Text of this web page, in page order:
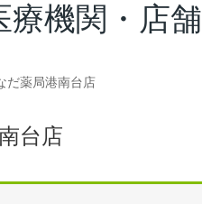
療機関・店舗
だ薬局港南台店
台店